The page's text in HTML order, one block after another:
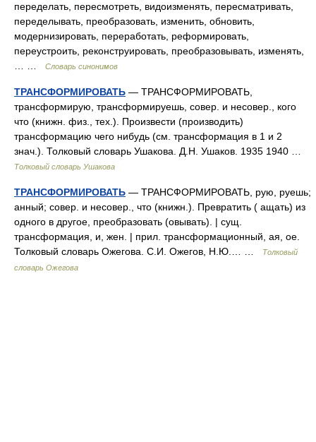
переделать, пересмотреть, видоизменять, пересматривать,
переделывать, преобразовать, изменить, обновить,
модернизировать, переработать, реформировать,
переустроить, реконструировать, преобразовывать, изменять,
Словарь синонимов
ТРАНСФОРМИРОВАТЬ — ТРАНСФОРМИРОВАТЬ,
трансформирую, трансформируешь, совер. и несовер., кого
что (книжн. физ., тех.). Произвести (производить)
трансформацию чего нибудь (см. трансформация в 1 и 2
знач.). Толковый словарь Ушакова. Д.Н. Ушаков. 1935 1940 …
Толковый словарь Ушакова
ТРАНСФОРМИРОВАТЬ — ТРАНСФОРМИРОВАТЬ, рую, руешь;
анный; совер. и несовер., что (книжн.). Превратить ( ащать) из
одного в другое, преобразовать (овывать). | сущ.
трансформация, и, жен. | прил. трансформационный, ая, ое.
Толковый словарь Ожегова. С.И. Ожегов, Н.Ю.… …
Толковый
словарь Ожегова